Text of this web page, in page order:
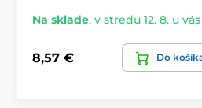
Na sklade, v stredu 12. 8. u vás
8,57 € Do